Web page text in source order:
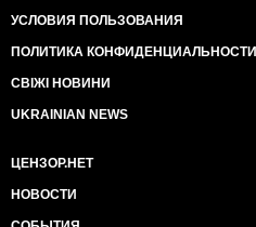
УСЛОВИЯ ПОЛЬЗОВАНИЯ
ПОЛИТИКА КОНФИДЕНЦИАЛЬНОСТИ
СВІЖІ НОВИНИ
UKRAINIAN NEWS
ЦЕНЗОР.НЕТ
НОВОСТИ